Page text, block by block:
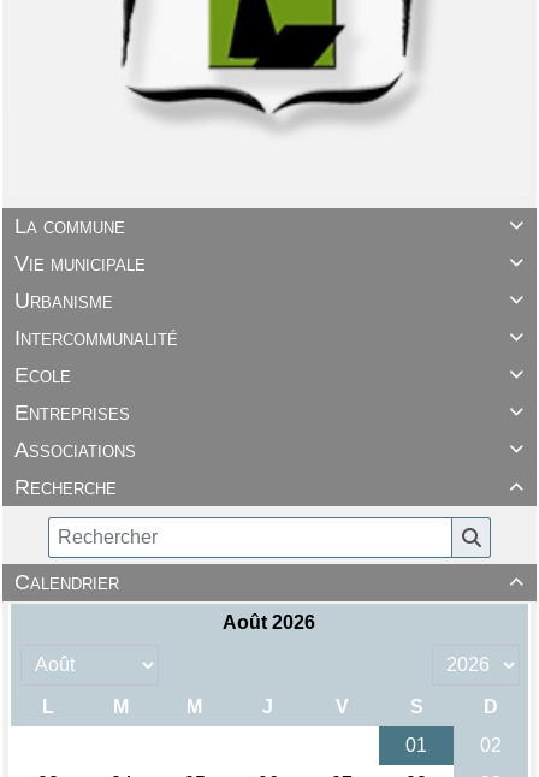

La commune

Vie municipale

Urbanisme

Intercommunalité

Ecole

Entreprises

Associations

Recherche

Calendrier